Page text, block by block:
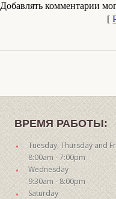
Добавлять комментарии
[
ВРЕМЯ РАБОТЫ:
Tuesday, Thursday and
8:00am - 7:00pm
Wednesday
9:30am - 8:00pm
Saturday